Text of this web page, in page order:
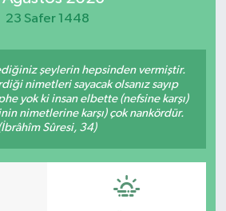
23 Safer 1448
şeylerin hepsinden vermiştir.
nimetleri sayacak olsanız sayıp
yok ki insan elbette (nefsine karşı)
nimetlerine karşı) çok nankördür.
Sûresi, 34)